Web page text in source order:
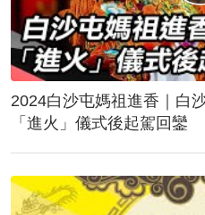
2024白沙屯媽祖進香｜白
「進火」儀式後起駕回鑾